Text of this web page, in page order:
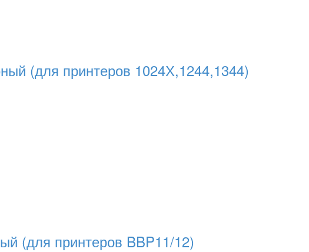
(для принтеров 1024Х,1244,1344)
(для принтеров BBP11/12)